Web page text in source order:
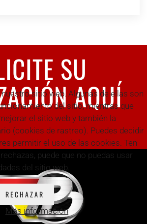
SU
AQUÍ
sitio web. Algunas de ellas son
del sitio, mientras que
el sitio web y también la
(cookies de rastreo). Puedes decidir
permitir el uso de las cookies. Ten
puede que no puedas usar
del sitio web.
RECHAZAR
Más información